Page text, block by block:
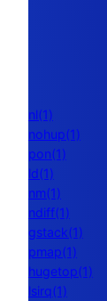
nl(1)
nohup(1)
pon(1)
ld(1)
nm(1)
ndiff(1)
gstack(1)
pmap(1)
hugetop(1)
lsirq(1)